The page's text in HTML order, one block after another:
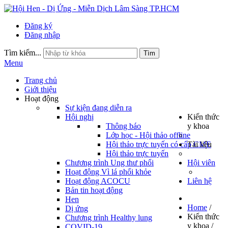
Đăng ký
Đăng nhập
Tìm kiếm... Tìm
Menu
Trang chủ
Giới thiệu
Hoạt động
Sự kiện đang diễn ra
Hội nghị
Thông báo
Lớp học - Hội thảo offline
Hội thảo trực tuyến có cấp CME
Hội thảo trực tuyến
Chương trình Ung thư phổi
Hoạt động Vì lá phổi khỏe
Hoạt động ACOCU
Bản tin hoạt động
Kiến thức
y khoa
Hen
Dị ứng
Chương trình Healthy lung
Tài liệu
Hội viên
Liên hệ
Home /
Kiến thức
y khoa /